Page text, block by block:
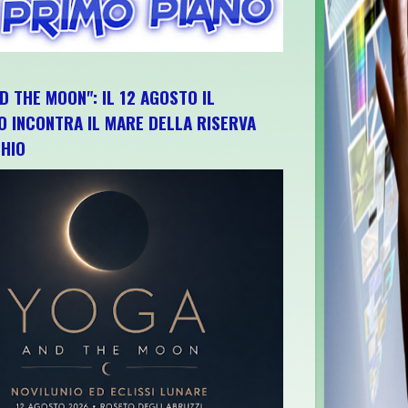
THE MOON": IL 12 AGOSTO IL
INCONTRA IL MARE DELLA RISERVA